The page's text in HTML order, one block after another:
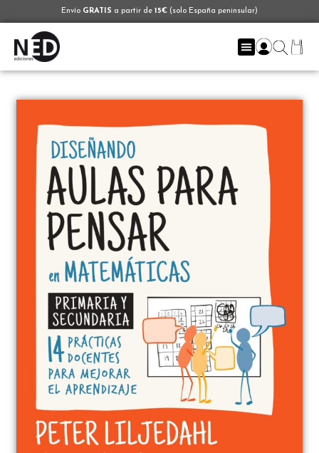
Envío GRATIS a partir de 15€ (solo España peninsular)